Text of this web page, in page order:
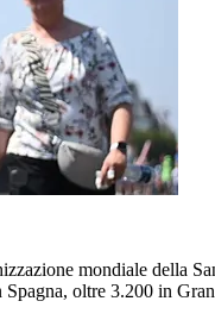
mondiale della
oltre 3.200 in